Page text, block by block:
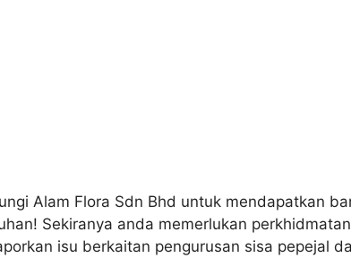
Alam Flora Sdn Bhd untuk mendapatkan
Sekiranya anda memerlukan
isu berkaitan pengurusan sisa pepejal